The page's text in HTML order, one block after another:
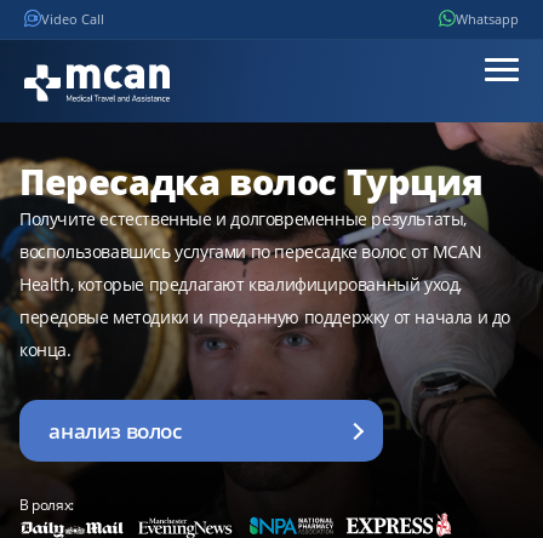
Video Call Whatsapp
Пересадка волос Турция
Получите естественные и долговременные результаты,
воспользовавшись услугами по пересадке волос от MCAN
Health, которые предлагают квалифицированный уход,
передовые методики и преданную поддержку от начала и до
конца.
анализ волос
В ролях: